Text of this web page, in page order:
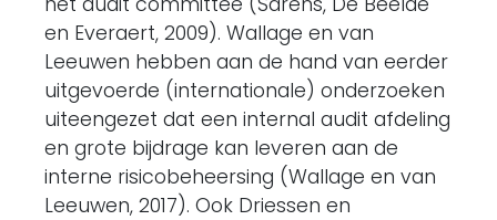
en Everaert, 2009). Wallage en van
Leeuwen hebben aan de hand van eerder
uitgevoerde (internationale) onderzoeken
uiteengezet dat een internal audit afdeling
en grote bijdrage kan leveren aan de
interne risicobeheersing (Wallage en van
Leeuwen, 2017). Ook Driessen en